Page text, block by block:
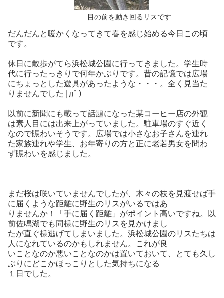
目の前を動き回るリスです
だんだんと暖かくなってきて春を感じ始める今日この頃
です。
休日に散歩がてら浜松城公園に行ってきました。学生時
代に行ったっきりで何年かぶりです。昔の記憶では広場
にちょっとした遊具があったような・・・。全く見当た
りませんでした|дﾟ)
以前に新聞にも載って話題になった某コーヒー店の外観
は素人目には出来上がっていました。駐車場のすぐ近く
なので賑わいそうです。広場では小さなお子さんを連れ
た家族連れや学生、お年寄りの方と正に老若男女を問わ
ず賑わいを感じました。
まだ桜は咲いていませんでしたが、木々の枝を見渡せば手
に届くような距離に野生のリスがいるではあ
りませんか！「手に届く距離」がポイント高いですね。以
前佐鳴湖でも同様に野生のリスを見かけまし
たが直ぐ様逃げてしまいました。浜松城公園のリスたちは
人になれているのかもしれません。これが良
いことなのか悪いことなのかは置いておいて、とても久し
ぶりにどこかほっこりとした気持ちになる
１日でした。